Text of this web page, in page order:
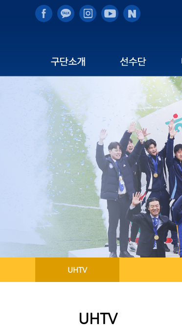
UHTV
UHTV